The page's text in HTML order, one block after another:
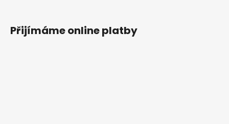
Přijímáme online platby